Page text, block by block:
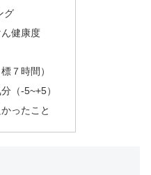
グ
健康度
７時間）
（-5~+5）
ったこと